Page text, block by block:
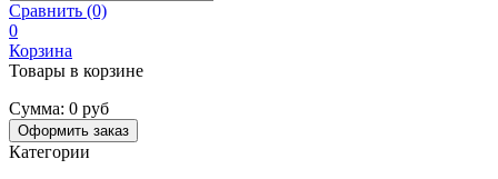
Сравнить (0)
0
Корзина
Товары в корзине
Сумма: 0 руб
Оформить заказ
Категории